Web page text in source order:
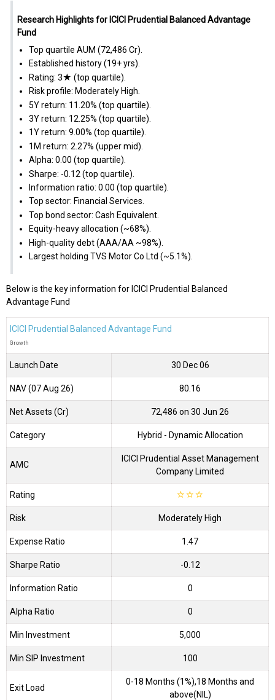
Research Highlights for ICICI Prudential Balanced Advantage
Fund
Top quartile AUM (₹72,486 Cr).
Established history (19+ yrs).
Rating: 3★ (top quartile).
Risk profile: Moderately High.
5Y return: 11.20% (top quartile).
3Y return: 12.25% (top quartile).
1Y return: 9.00% (top quartile).
1M return: 2.27% (upper mid).
Alpha: 0.00 (top quartile).
Sharpe: -0.12 (top quartile).
Information ratio: 0.00 (top quartile).
Top sector: Financial Services.
Top bond sector: Cash Equivalent.
Equity-heavy allocation (~68%).
High-quality debt (AAA/AA ~98%).
Largest holding TVS Motor Co Ltd (~5.1%).
Below is the key information for ICICI Prudential Balanced
Advantage Fund
ICICI Prudential Balanced Advantage Fund
Growth
Launch Date 30 Dec 06
NAV (07 Aug 26) ₹80.16
Net Assets (Cr) ₹72,486 on 30 Jun 26
Category Hybrid - Dynamic Allocation
AMC
ICICI Prudential Asset Management
Company Limited
Rating ☆☆☆
Risk Moderately High
Expense Ratio 1.47
Sharpe Ratio -0.12
Information Ratio 0
Alpha Ratio 0
Min Investment 5,000
Min SIP Investment 100
Exit Load
0-18 Months (1%),18 Months and
above(NIL)